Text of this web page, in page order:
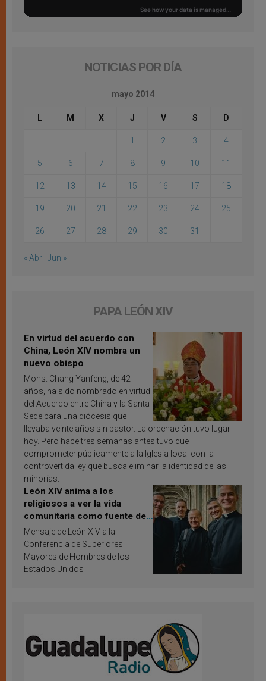
NOTICIAS POR DÍA
mayo 2014
L M X J V S D
1 2 3 4
5 6 7 8 9 10 11
12 13 14 15 16 17 18
19 20 21 22 23 24 25
26 27 28 29 30 31
« Abr Jun »
PAPA LEÓN XIV
En virtud del acuerdo con
China, León XIV nombra un
nuevo obispo
Mons. Chang Yanfeng, de 42
años, ha sido nombrado en virtud
del Acuerdo entre China y la Santa
Sede para una diócesis que
llevaba veinte años sin pastor. La ordenación tuvo lugar
hoy. Pero hace tres semanas antes tuvo que
comprometer públicamente a la Iglesia local con la
controvertida ley que busca eliminar la identidad de las
minorías.
León XIV anima a los
religiosos a ver la vida
comunitaria como fuente de
inspiración y santificación
Mensaje de León XIV a la
Conferencia de Superiores
Mayores de Hombres de los
Estados Unidos